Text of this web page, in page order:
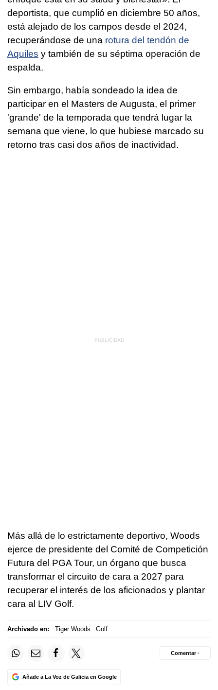
deportista, que cumplió en diciembre 50 años,
está alejado de los campos desde el 2024,
recuperándose de una rotura del tendón de
Aquiles y también de su séptima operación de
espalda.
Sin embargo, había sondeado la idea de
participar en el Masters de Augusta, el primer
'grande' de la temporada que tendrá lugar la
semana que viene, lo que hubiese marcado su
retorno tras casi dos años de inactividad.
Más allá de lo estrictamente deportivo, Woods
ejerce de presidente del Comité de Competición
Futura del PGA Tour, un órgano que busca
transformar el circuito de cara a 2027 para
recuperar el interés de los aficionados y plantar
cara al LIV Golf.
Archivado en: Tiger Woods Golf
Añade a La Voz de Galicia en Google
Comentar ·